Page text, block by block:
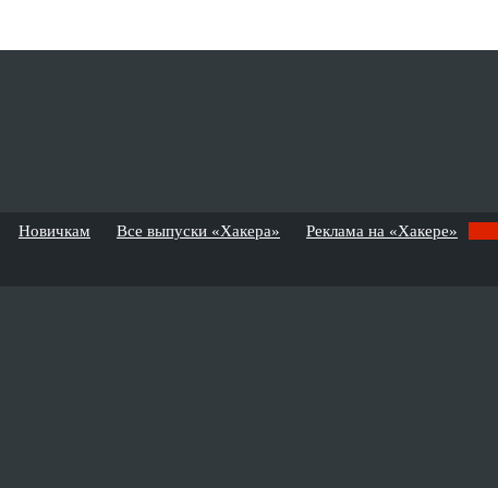
Новичкам Все выпуски «Хакера» Реклама на «Хакере»